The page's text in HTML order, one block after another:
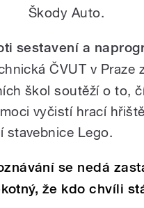
Škody Auto.
sestavení a
ČVUT v Praze
škol soutěží o to,
vyčistí hrací
stavebnice Lego.
se nedá zast
že kdo chvíli